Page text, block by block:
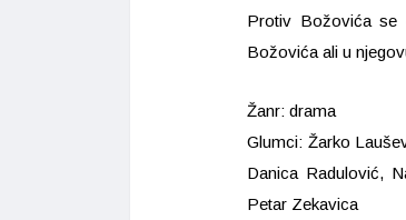
Protiv Božovića se
Božovića ali u
Žanr: drama
Glumci: Žarko
Danica Radulović,
Petar Zekavica